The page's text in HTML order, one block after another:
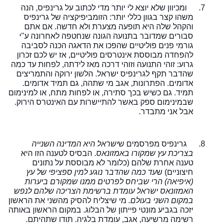
7.
ומכיוון שלא יוצא לי יותר מדי לכתוב על גרינפיס, הנה
משהו קצר בגוון כללי יותר: הזומביפיקציה של גרינפיס
והקהל שלה היא תופעה מצערת ולא חדשה. אם אתם
סבורים שמדובר בתנועה הגונה שנחטפה לאחרונה ע"י
גורמי פנים פוליטיים שהפכו את הדאגה הכנה לסביבה
להפחדה מבוססת אינטרסים פוליטיים, אז יש לכם זכרון
גרוע: זוהי התנועה וזוהי דרכה מאז לידתה, לפחות עד כמה
שהדבר תקף לגרינפיס ישראל. הלשון ירוקה והתמריצים
אדומים. הפתרונות, אגב מי שתהה, גם תמיד אדומים.
תמיד. גם כשיש בכך סתירה, או לפחות מתח, או למינימום
שבמינימום ספק באשר להתיישרות עם האינטרס הירוק.
אבל אני מתבדר.
8. גרינפיס מפרסמים שישראל היא המדינה השנייה
בצריכת עץ שמקורו באמזונאס. הבסיס לטענה הזו היא
טענה אחרת שלהם (כלומר לא מבוססת על נתונים
חיצוניים) שעד כמה שהדבר נוגע למין ספציפי של עץ
(איפיאה) הרי שביחס לפרטים ממנו שמקורם ביערות
האמזונאס ישראל עומדת ברשימת הצריכה שלהם לנפש
במקום השני בעולם. מי שיצליח להסיק מהשני את הראשון
יזכה בגביע מונטי פייתון של הבלוג. במקום הראשון באותה
רשימה מרשיעה, אגב, עומדת בלגיה. תודו שתהיתם.